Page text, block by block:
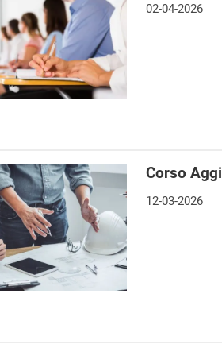
02-04-2026
Corso
12-03-2026